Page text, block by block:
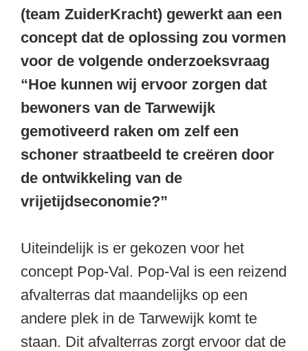
(team ZuiderKracht) gewerkt aan een
concept dat de oplossing zou vormen
voor de volgende onderzoeksvraag
“Hoe kunnen wij ervoor zorgen dat
bewoners van de Tarwewijk
gemotiveerd raken om zelf een
schoner straatbeeld te creëren door
de ontwikkeling van de
vrijetijdseconomie?”
Uiteindelijk is er gekozen voor het
concept Pop-Val. Pop-Val is een reizend
afvalterras dat maandelijks op een
andere plek in de Tarwewijk komt te
staan. Dit afvalterras zorgt ervoor dat de